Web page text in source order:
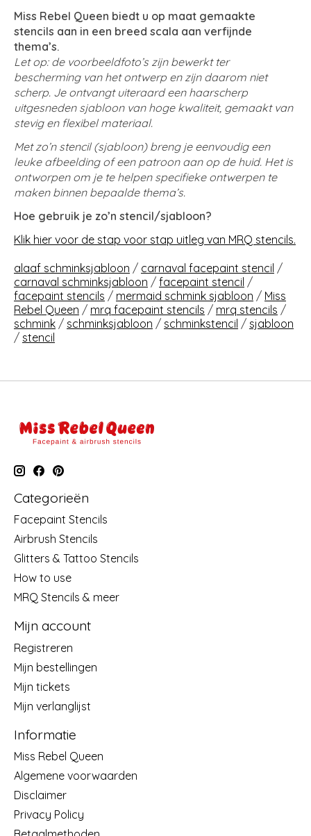
Miss Rebel Queen biedt u op maat gemaakte
stencils aan in een breed scala aan verfijnde
thema’s.
Let op: de voorbeeldfoto’s zijn bewerkt ter
bescherming van het ontwerp en zijn daarom niet
scherp. Je ontvangt uiteraard een haarscherp
uitgesneden sjabloon van hoge kwaliteit, gemaakt van
stevig en flexibel materiaal.
Met zo’n stencil (sjabloon) breng je eenvoudig een
leuke afbeelding of een patroon aan op de huid. Het is
ontworpen om je te helpen specifieke ontwerpen te
maken binnen bepaalde thema’s.
Hoe gebruik je zo’n stencil/sjabloon?
Klik hier voor de stap voor stap uitleg van MRQ stencils.
alaaf schminksjabloon / carnaval facepaint stencil /
carnaval schminksjabloon / facepaint stencil /
facepaint stencils / mermaid schmink sjabloon / Miss
Rebel Queen / mrq facepaint stencils / mrq stencils /
schmink / schminksjabloon / schminkstencil / sjabloon
/ stencil
Categorieën
Facepaint Stencils
Airbrush Stencils
Glitters & Tattoo Stencils
How to use
MRQ Stencils & meer
Mijn account
Registreren
Mijn bestellingen
Mijn tickets
Mijn verlanglijst
Informatie
Miss Rebel Queen
Algemene voorwaarden
Disclaimer
Privacy Policy